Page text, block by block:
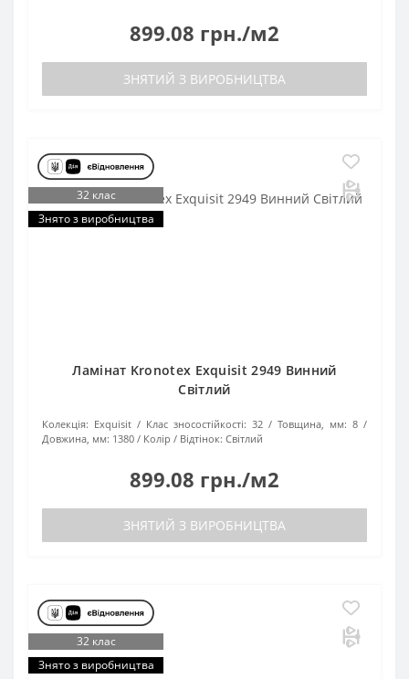
899.08 грн./м2
ЗНЯТИЙ З ВИРОБНИЦТВА
32 клас
Знято з виробництва
Ламінат Kronotex Exquisit 2949 Винний
Світлий
Колекція: Exquisit Клас зносостійкості: 32 Товщина, мм: 8
Довжина, мм: 1380 Колір / Відтінок: Світлий
899.08 грн./м2
ЗНЯТИЙ З ВИРОБНИЦТВА
32 клас
Знято з виробництва